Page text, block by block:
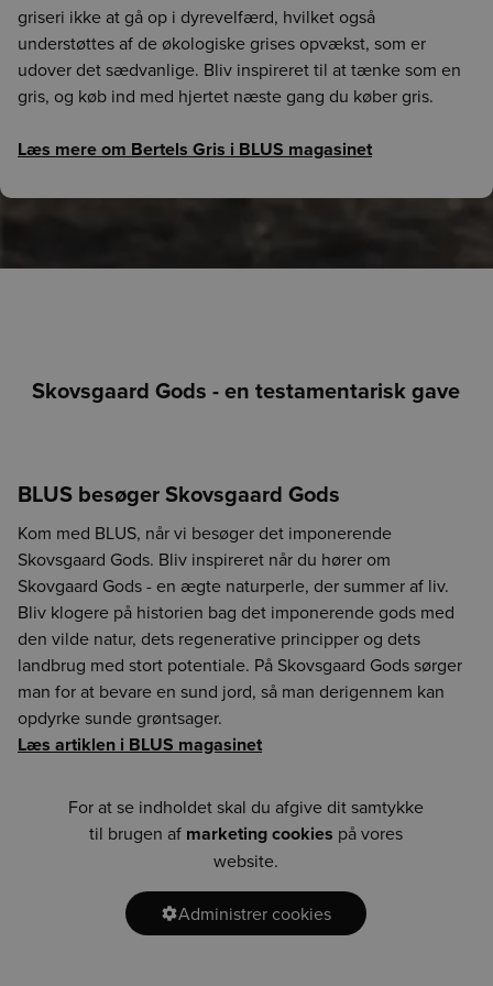
griseri ikke at gå op i dyrevelfærd, hvilket også
understøttes af de økologiske grises opvækst, som er
udover det sædvanlige. Bliv inspireret til at tænke som en
gris, og køb ind med hjertet næste gang du køber gris.
Læs mere om Bertels Gris i BLUS magasinet
Skovsgaard Gods - en testamentarisk gave
BLUS besøger Skovsgaard Gods
Kom med BLUS, når vi besøger det imponerende
Skovsgaard Gods. Bliv inspireret når du hører om
Skovgaard Gods - en ægte naturperle, der summer af liv.
Bliv klogere på historien bag det imponerende gods med
den vilde natur, dets regenerative principper og dets
landbrug med stort potentiale. På Skovsgaard Gods sørger
man for at bevare en sund jord, så man derigennem kan
opdyrke sunde grøntsager.
Læs artiklen i BLUS magasinet
For at se indholdet skal du afgive dit samtykke
til brugen af marketing cookies på vores
website.
Administrer cookies